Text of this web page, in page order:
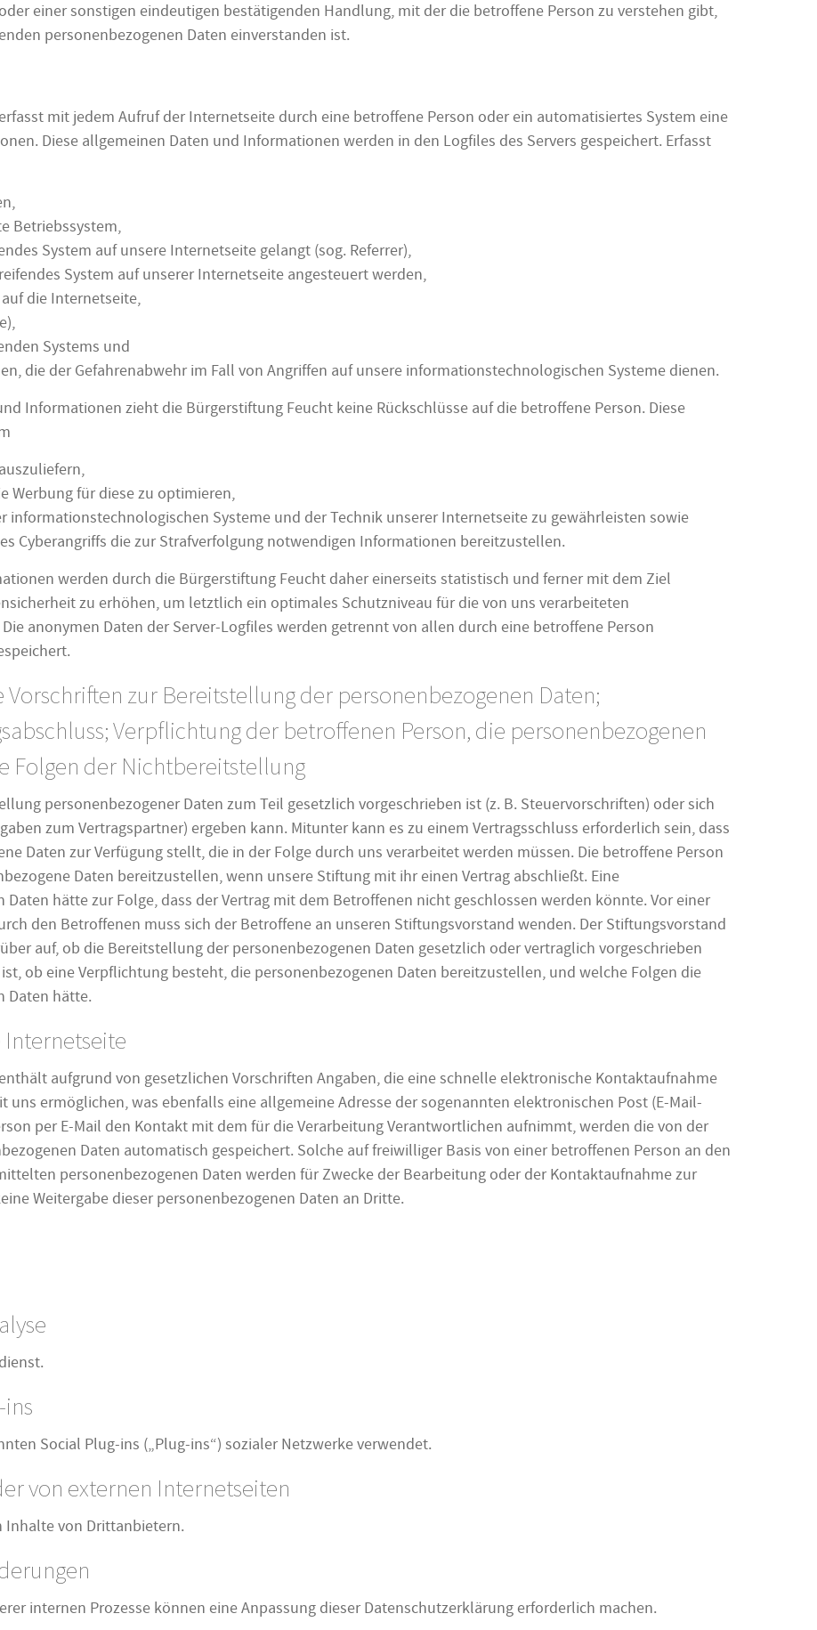
einer sonstigen eindeutigen bestätigenden Handlung, mit der die betroffene Person zu verstehen gibt,
personenbezogenen Daten einverstanden ist.
mit jedem Aufruf der Internetseite durch eine betroffene Person oder ein automatisiertes System eine
Diese allgemeinen Daten und Informationen werden in den Logfiles des Servers gespeichert. Erfasst
Betriebssystem,
System auf unsere Internetseite gelangt (sog. Referrer),
System auf unserer Internetseite angesteuert werden,
die Internetseite,
Systems und
die der Gefahrenabwehr im Fall von Angriffen auf unsere informationstechnologischen Systeme dienen.
Informationen zieht die Bürgerstiftung Feucht keine Rückschlüsse auf die betroffene Person. Diese
Werbung für diese zu optimieren,
informationstechnologischen Systeme und der Technik unserer Internetseite zu gewährleisten sowie
Cyberangriffs die zur Strafverfolgung notwendigen Informationen bereitzustellen.
werden durch die Bürgerstiftung Feucht daher einerseits statistisch und ferner mit dem Ziel
zu erhöhen, um letztlich ein optimales Schutzniveau für die von uns verarbeiteten
anonymen Daten der Server-Logfiles werden getrennt von allen durch eine betroffene Person
zur Bereitstellung der personenbezogenen Daten;
Verpflichtung der betroffenen Person, die personenbezogenen
Folgen der Nichtbereitstellung
personenbezogener Daten zum Teil gesetzlich vorgeschrieben ist (z. B. Steuervorschriften) oder sich
zum Vertragspartner) ergeben kann. Mitunter kann es zu einem Vertragsschluss erforderlich sein, dass
Daten zur Verfügung stellt, die in der Folge durch uns verarbeitet werden müssen. Die betroffene Person
Daten bereitzustellen, wenn unsere Stiftung mit ihr einen Vertrag abschließt. Eine
hätte zur Folge, dass der Vertrag mit dem Betroffenen nicht geschlossen werden könnte. Vor einer
den Betroffenen muss sich der Betroffene an unseren Stiftungsvorstand wenden. Der Stiftungsvorstand
auf, ob die Bereitstellung der personenbezogenen Daten gesetzlich oder vertraglich vorgeschrieben
ob eine Verpflichtung besteht, die personenbezogenen Daten bereitzustellen, und welche Folgen die
Daten hätte.
aufgrund von gesetzlichen Vorschriften Angaben, die eine schnelle elektronische Kontaktaufnahme
ermöglichen, was ebenfalls eine allgemeine Adresse der sogenannten elektronischen Post (E-Mail-
per E-Mail den Kontakt mit dem für die Verarbeitung Verantwortlichen aufnimmt, werden die von der
Daten automatisch gespeichert. Solche auf freiwilliger Basis von einer betroffenen Person an den
personenbezogenen Daten werden für Zwecke der Bearbeitung oder der Kontaktaufnahme zur
Weitergabe dieser personenbezogenen Daten an Dritte.
Social Plug-ins („Plug-ins“) sozialer Netzwerke verwendet.
von externen Internetseiten
Inhalte von Drittanbietern.
internen Prozesse können eine Anpassung dieser Datenschutzerklärung erforderlich machen.